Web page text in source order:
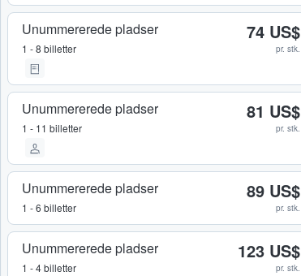
Unummererede pladser
1 - 8 billetter
74 US$
pr. stk.
Unummererede pladser
1 - 11 billetter
81 US$
pr. stk.
Unummererede pladser
1 - 6 billetter
89 US$
pr. stk.
Unummererede pladser
1 - 4 billetter
123 US$
pr. stk.